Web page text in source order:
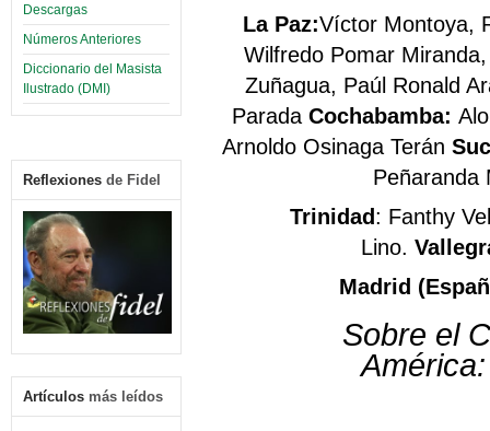
Descargas
Números Anteriores
Diccionario del Masista
Ilustrado (DMI)
Reflexiones de Fidel
Artículos más leídos
La Paz:Víctor Montoya,
Wilfredo Pomar
Zuñagua, Paúl Ronald
ParadaCochabamba:
Arnoldo Osinaga Terán
Trinidad: Fanthy
Lino.
Madrid
Sobre el